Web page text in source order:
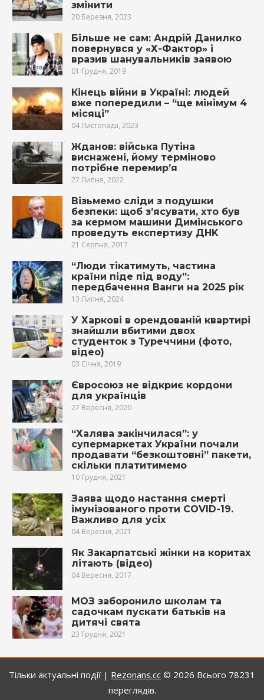
змінити
20 Березня, 2023
Більше не сам: Андрій Данилко
повернувся у «Х-Фактор» і
вразив шанувальників заявою
01 Грудня, 2019
Кінець війни в Україні: людей
вже попередили – “ще мінімум 4
місяці”
04 Листопада, 2023
Жданов: війська Путіна
виснажені, йому терміново
потрібне перемир’я
27 Липня, 2022
Візьмемо сліди з подушки
безпеки: щоб з’ясувати, хто був
за кермом машини Димінського
проведуть eкспeртизу ДНK
21 Серпня, 2017
“Люди тікатимуть, частина
країни піде під воду”:
передбачення Ванги на 2025 рік
13 Липня, 2024
У Харкові в орендованій квартирі
знайшли вбитими двох
студенток з Туреччини (фото,
відео)
03 Січня, 2019
Євросоюз не відкриє кордони
для українців
27 Вересня, 2020
“Халява закінчилася”: у
супермаркетах України почали
продавати “безкоштовні” пакети,
скільки платитимемо
10 Грудня, 2021
Заява щодо настання смерті
імунізованого проти COVID-19.
Важливо для усіх
04 Вересня, 2021
Як Закарпатські жінки на коритах
літають (відео)
04 Вересня, 2017
МОЗ заборонило школам та
садочкам пускати батьків на
дитячі свята
23 Грудня, 2021
Тільки актуальні події | Rezonans.сс © 2026 Всього 78231
переглядів.